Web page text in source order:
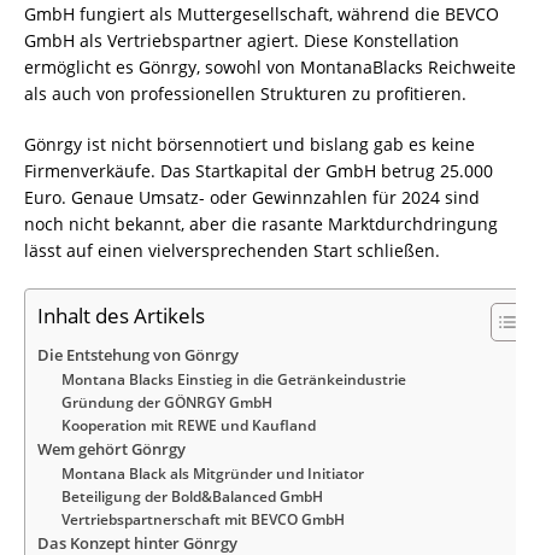
GmbH fungiert als Muttergesellschaft, während die BEVCO
GmbH als Vertriebspartner agiert. Diese Konstellation
ermöglicht es Gönrgy, sowohl von MontanaBlacks Reichweite
als auch von professionellen Strukturen zu profitieren.
Gönrgy ist nicht börsennotiert und bislang gab es keine
Firmenverkäufe. Das Startkapital der GmbH betrug 25.000
Euro. Genaue Umsatz- oder Gewinnzahlen für 2024 sind
noch nicht bekannt, aber die rasante Marktdurchdringung
lässt auf einen vielversprechenden Start schließen.
Inhalt des Artikels
Die Entstehung von Gönrgy
Montana Blacks Einstieg in die Getränkeindustrie
Gründung der GÖNRGY GmbH
Kooperation mit REWE und Kaufland
Wem gehört Gönrgy
Montana Black als Mitgründer und Initiator
Beteiligung der Bold&Balanced GmbH
Vertriebspartnerschaft mit BEVCO GmbH
Das Konzept hinter Gönrgy